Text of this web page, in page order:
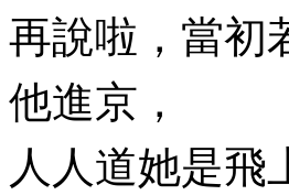
再說啦，當初
他進京，
人人道她是